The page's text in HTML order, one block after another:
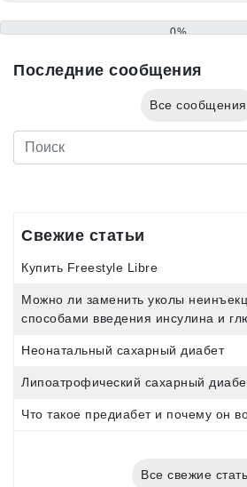
0%
Последние сообщения
Все сообщения
Свежие статьи
Купить Freestyle Libre
Можно ли заменить уколы
способами введения инсулина и
Неонатальный сахарный диабет
Липоатрофический сахарный
Что такое предиабет и почему он
Все свежие